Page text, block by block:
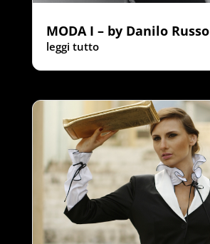
MODA I – by Danilo Russo
leggi tutto